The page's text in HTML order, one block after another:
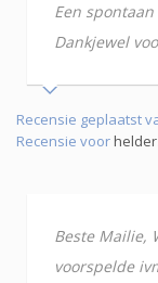
Een
Dankjewel
Recensie geplaatst
Recensie voor
Beste Mailie,
voorspelde